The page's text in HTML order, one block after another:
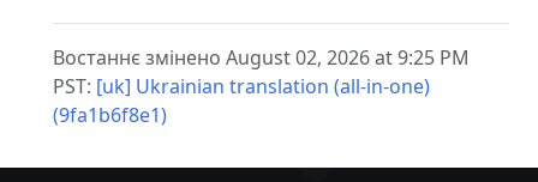
Востаннє змінено August 02, 2026 at 9:25 PM
PST: [uk] Ukrainian translation (all-in-one)
(9fa1b6f8e1)